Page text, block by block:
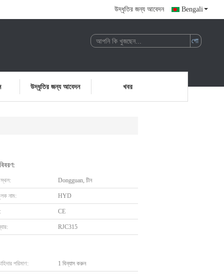
উদ্ধৃতির জন্য আবেদন Bengali
উদ্ধৃতির জন্য আবেদন খবর
Dongguan, চীন
নাম: HYD
CE
RJC315
পরিমাণ: 1 বিন্যাস করুন